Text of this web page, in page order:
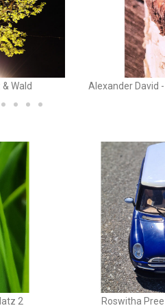
Wald Alexander David
2 Roswitha